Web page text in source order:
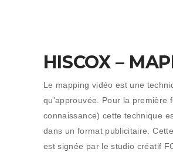
HISCOX –
Le mapping vidéo est une
qu'approuvée. Pour la première
connaissance) cette technique
dans un format publicitaire.
est signée par le studio créatif